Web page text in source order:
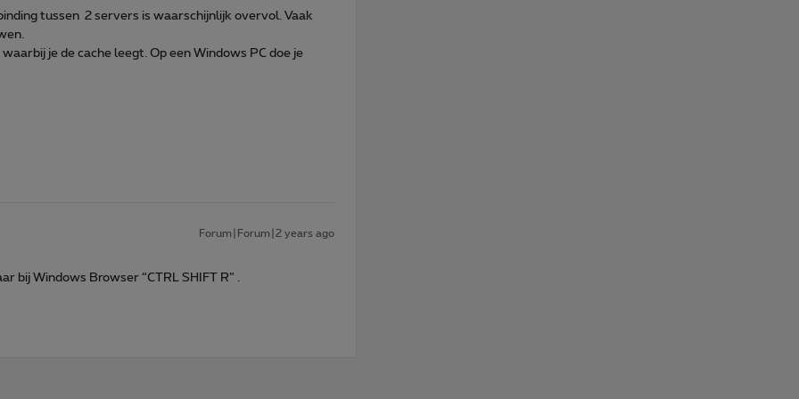
tussen 2 servers is waarschijnlijk overvol. Vaak
je de cache leegt. Op een Windows PC doe je
Forum|Forum|2 years ago
bij Windows Browser “CTRL SHIFT R” .